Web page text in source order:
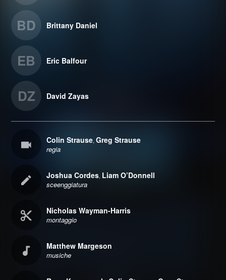
BD Brittany Daniel
EB Eric Balfour
DZ David Zayas
Colin Strause,Greg Strause
regia
Joshua Cordes, Liam O’Donnell
sceenggiatura
Nicholas Wayman-Harris
montaggio
Matthew Margeson
musiche